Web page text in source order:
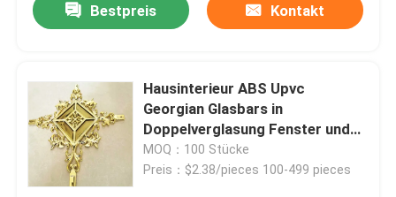
Fabrik-Ausflug
Treten Sie mit uns in Verbindung
Fordern Sie ein Zitat
Bestpreis Kontakt
Hausinterieur ABS Upvc
Georgian Glasbars in
Doppelverglasung Fenster und
Tür
MOQ：100 Stücke
Preis：$2.38/pieces 100-499 pieces